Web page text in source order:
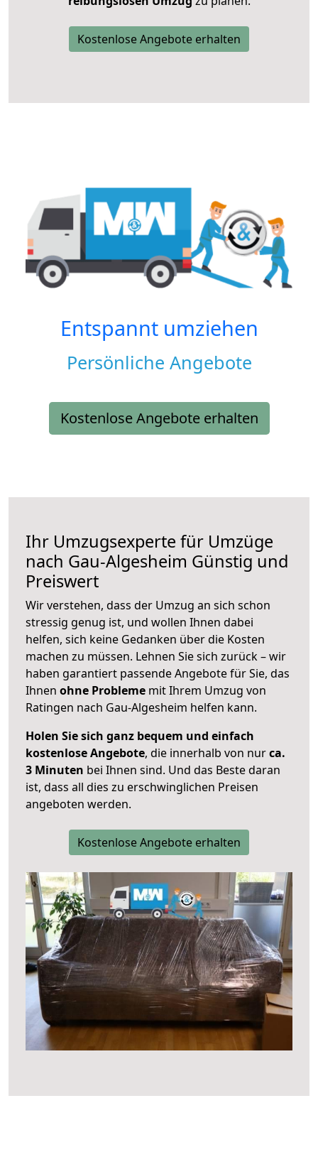
Kostenlose Angebote erhalten
Entspannt umziehen
Persönliche Angebote
Kostenlose Angebote erhalten
Ihr Umzugsexperte für Umzüge
nach Gau-Algesheim Günstig und
Preiswert
Wir verstehen, dass der Umzug an sich schon
stressig genug ist, und wollen Ihnen dabei
helfen, sich keine Gedanken über die Kosten
machen zu müssen. Lehnen Sie sich zurück – wir
haben garantiert passende Angebote für Sie, das
Ihnen ohne Probleme mit Ihrem Umzug von
Ratingen nach Gau-Algesheim helfen kann.
Holen Sie sich ganz bequem und einfach
kostenlose Angebote, die innerhalb von nurca.
3 Minuten bei Ihnen sind. Und das Beste daran
ist, dass all dies zu erschwinglichen Preisen
angeboten werden.
Kostenlose Angebote erhalten